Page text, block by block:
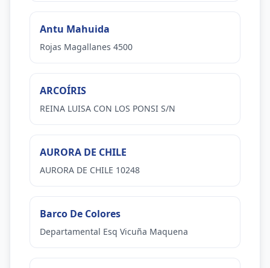
Antu Mahuida
Rojas Magallanes 4500
ARCOÍRIS
REINA LUISA CON LOS PONSI S/N
AURORA DE CHILE
AURORA DE CHILE 10248
Barco De Colores
Departamental Esq Vicuña Maquena